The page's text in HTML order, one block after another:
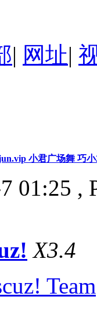
| 网址|
小君广场舞 巧
01:25 ,
X3.4
Team